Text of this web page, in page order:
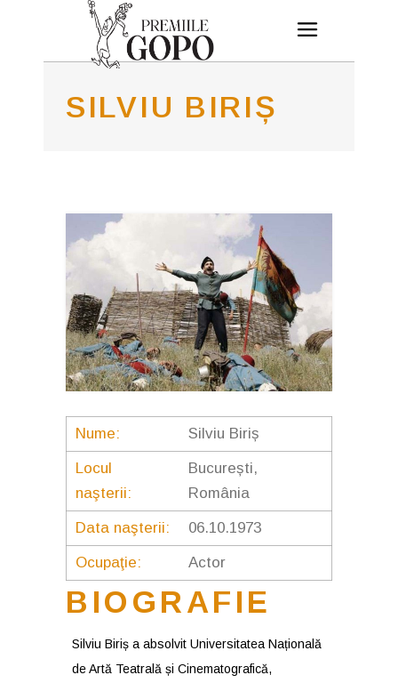
SILVIU BIRIȘ
Nume: Silviu Biriș
Locul
naşterii:
București,
România
Data naşterii: 06.10.1973
Ocupaţie: Actor
BIOGRAFIE
Silviu Biriș a absolvit Universitatea Națională
de Artă Teatrală și Cinematografică,